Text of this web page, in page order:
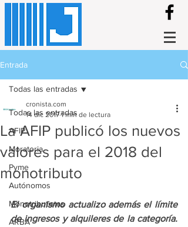
Entrada
Todas las entradas
AFIP
Moratoria
Pyme
Autónomos
Monotributistas
ARBA
Todas las entradas
La AFIP publicó los nuevos
valores para el 2018 del
monotributo
cronista.com
14 dic 2017 1 min de lectura
El organismo actualizo además el límite
de ingresos y alquileres de la categoría.